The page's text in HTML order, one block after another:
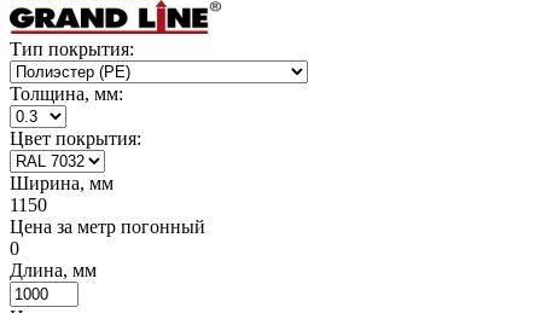
Тип покрытия:
Толщина, мм:
Цвет покрытия:
Ширина, мм
1150
Цена за метр погонный
0
Длина, мм